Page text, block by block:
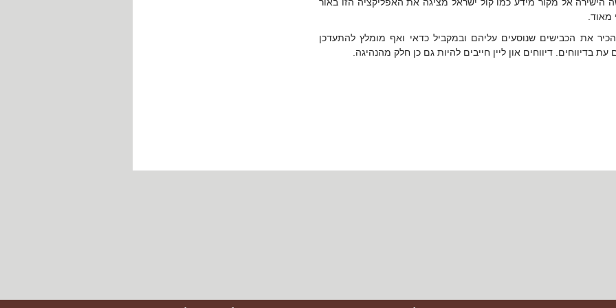
מאוד.
את הכבישים שנוסעים עליהם ובמקביל כדאי ואף מומלץ להתעדכן
עת בדיווחים. דיווחים און ליין חייבים להיות גם כן חלק מהנהיגה.